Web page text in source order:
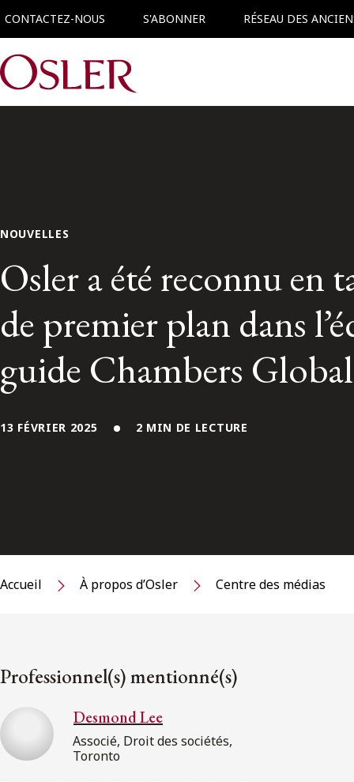
CONTACTEZ-NOUS S'ABONNER RÉSEAU DES
Main Navigation
NOUVELLES
Osler a été reconnu en
de premier plan dans
guide Chambers Global
13 FÉVRIER 2025 2 MIN DE LECTURE
Accueil À propos d’Osler Centre des médias
Professionnel(s) mentionné(s)
Desmond Lee
Associé, Droit des sociétés,
Toronto